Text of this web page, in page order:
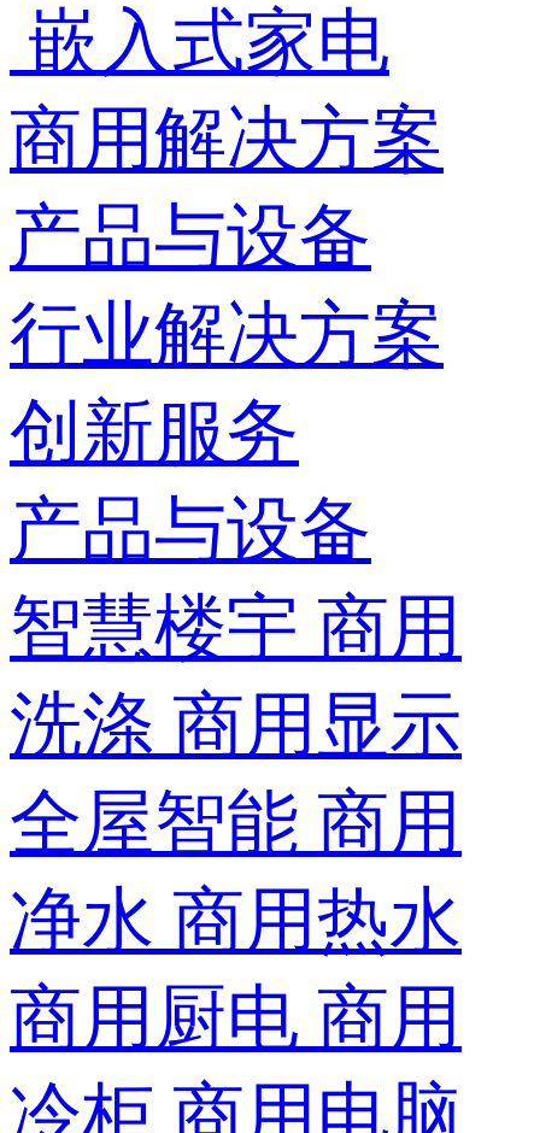
嵌入式家电
商用解决方案
产品与设备
行业解决方案
创新服务
产品与设备
智慧楼宇 商用
洗涤 商用显示
全屋智能 商用
净水 商用热水
商用厨电 商用
冷柜 商用电脑